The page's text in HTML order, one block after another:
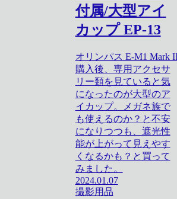
付属/大型アイ
カップ EP-13
オリンパス E-M1 Mark
購入後、専用アクセサ
リー類を見ていると気
になったのが大型のア
イカップ。メガネ族で
も使えるのか？と不安
になりつつも、遮光性
能が上がって見えやす
くなるかも？と買って
みました。
2024.01.07
撮影用品